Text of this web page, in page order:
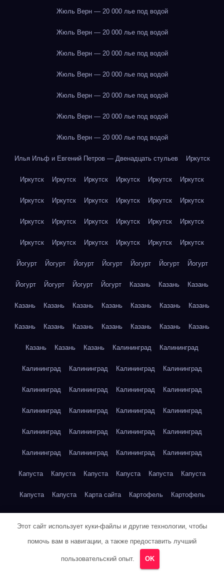
Жюль Верн — 20 000 лье под водой
Жюль Верн — 20 000 лье под водой
Жюль Верн — 20 000 лье под водой
Жюль Верн — 20 000 лье под водой
Жюль Верн — 20 000 лье под водой
Жюль Верн — 20 000 лье под водой
Жюль Верн — 20 000 лье под водой
Илья Ильф и Евгений Петров — Двенадцать стульев Иркутск
Иркутск Иркутск Иркутск Иркутск Иркутск Иркутск
Иркутск Иркутск Иркутск Иркутск Иркутск Иркутск
Иркутск Иркутск Иркутск Иркутск Иркутск Иркутск
Иркутск Иркутск Иркутск Иркутск Иркутск Иркутск
Йогурт Йогурт Йогурт Йогурт Йогурт Йогурт Йогурт
Йогурт Йогурт Йогурт Йогурт Казань Казань Казань
Казань Казань Казань Казань Казань Казань Казань
Казань Казань Казань Казань Казань Казань Казань
Казань Казань Казань Калининград Калининград
Калининград Калининград Калининград Калининград
Калининград Калининград Калининград Калининград
Калининград Калининград Калининград Калининград
Калининград Калининград Калининград Калининград
Калининград Калининград Калининград Калининград
Капуста Капуста Капуста Капуста Капуста Капуста
Капуста Капуста Карта сайта Картофель Картофель
Кейптаун
Кейптаун Кейптаун Кейптаун
Этот сайт использует куки-файлы и другие технологии, чтобы
помочь вам в навигации, а также предоставить лучший
пользовательский опыт. OK